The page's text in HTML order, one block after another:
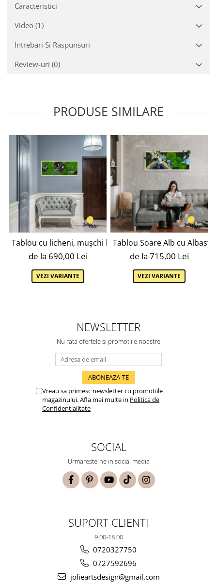
Caracteristici
Video (1)
Intrebari Si Raspunsuri
Review-uri (0)
PRODUSE SIMILARE
Tablou cu licheni, mușchi bombat, mușchi plat și
de la 690,00 Lei
VEZI VARIANTE
Tablou Soare Alb cu
de la 715,00 Lei
VEZI VARIANTE
NEWSLETTER
Nu rata ofertele si promotiile noastre
Vreau sa primesc newsletter cu promotiile
magazinului. Afla mai multe in Politica de
Confidentialitate
SOCIAL
Urmareste-ne in social media
SUPORT CLIENTI
9.00-18.00
0720327750
0727592696
jolieartsdesign@gmail.com